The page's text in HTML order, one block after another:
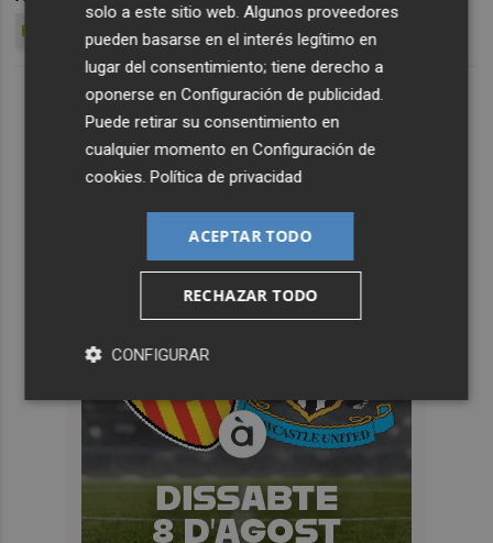
FERNANDO ESTÉVEZ
solo a este sitio web. Algunos proveedores
pueden basarse en el interés legítimo en
lugar del consentimiento; tiene derecho a
oponerse enConfiguración de publicidad.
Puede retirar su consentimiento en
cualquier momento enConfiguración de
cookies.Política de privacidad
ACEPTAR TODO
RECHAZAR TODO
CONFIGURAR